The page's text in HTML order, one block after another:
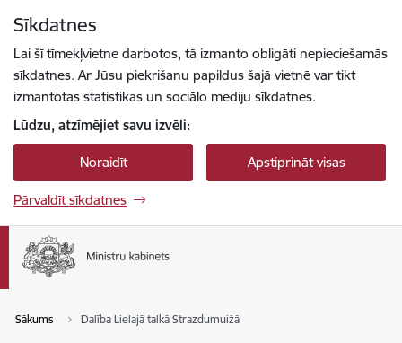
Sīkdatnes
Lai šī tīmekļvietne darbotos, tā izmanto obligāti nepieciešamās
sīkdatnes. Ar Jūsu piekrišanu papildus šajā vietnē var tikt
izmantotas statistikas un sociālo mediju sīkdatnes.
Lūdzu, atzīmējiet savu izvēli:
Noraidīt Apstiprināt visas
Pārvaldīt sīkdatnes
Sākums Dalība Lielajā talkā Strazdumuižā